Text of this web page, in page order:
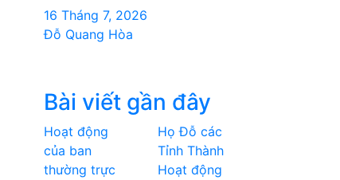
16 Tháng 7, 2026
Đỗ Quang Hòa
Bài viết gần đây
Hoạt động
của ban
thường trực
Họ Đỗ các
Tỉnh Thành
Hoạt động